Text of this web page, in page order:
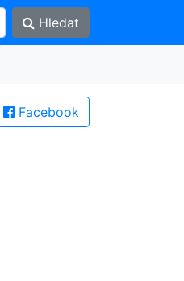
Hledat
Facebook